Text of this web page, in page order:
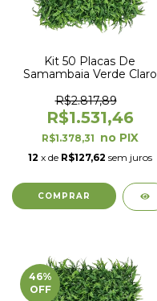
Kit 50 Placas De
Samambaia Verde Claro
Jardim Vertical
R$2.817,89
R$1.531,46
R$1.378,31
12 x de R$127,62 sem juros
46%
OFF